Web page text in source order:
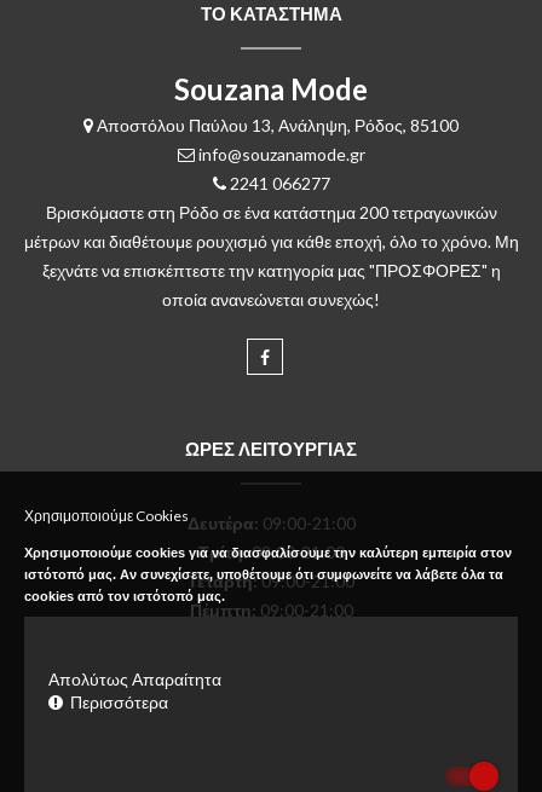
ΤΟ ΚΑΤΑΣΤΗΜΑ
Souzana Mode
Αποστόλου Παύλου 13, Ανάληψη, Ρόδος, 85100
info@souzanamode.gr
2241 066277
Βρισκόμαστε στη Ρόδο σε ένα κατάστημα 200 τετραγωνικών
μέτρων και διαθέτουμε ρουχισμό για κάθε εποχή, όλο το χρόνο. Μη
ξεχνάτε να επισκέπτεστε την κατηγορία μας "ΠΡΟΣΦΟΡΕΣ" η
οποία ανανεώνεται συνεχώς!
ΩΡΕΣ ΛΕΙΤΟΥΡΓΙΑΣ
Δευτέρα: 09:00-21:00
Τρίτη:09:00-21:00
Τετάρτη:09:00-21:00
Πέμπτη: 09:00-21:00
Χρησιμοποιούμε Cookies
Χρησιμοποιούμε cookies για να διασφαλίσουμε την καλύτερη εμπειρία στον
ιστότοπό μας. Αν συνεχίσετε, υποθέτουμε ότι συμφωνείτε να λάβετε όλα τα
cookies από τον ιστότοπό μας.
Απολύτως Απαραίτητα
Περισσότερα